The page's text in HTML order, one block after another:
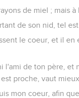
de miel ; mais
de son nid, tel
le coeur, et il
l'ami de ton père, et
proche, vaut
mon coeur, afin